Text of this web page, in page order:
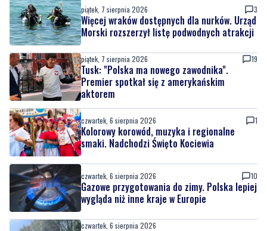
piątek, 7 sierpnia 2026 3
Więcej wraków dostępnych dla nurków. Urząd
Morski rozszerzył listę podwodnych atrakcji
piątek, 7 sierpnia 2026 19
Tusk: "Polska ma nowego zawodnika".
Premier spotkał się z amerykańskim
aktorem
czwartek, 6 sierpnia 2026 1
Kolorowy korowód, muzyka i regionalne
smaki. Nadchodzi Święto Kociewia
czwartek, 6 sierpnia 2026 10
Gazowe przygotowania do zimy. Polska lepiej
wygląda niż inne kraje w Europie
czwartek, 6 sierpnia 2026